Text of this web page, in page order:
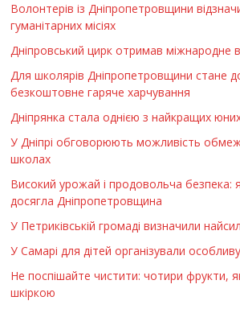
Волонтерів із Дніпропетровщини
гуманітарних місіях
Дніпровський цирк отримав міжнародне
Для школярів Дніпропетровщини стане
безкоштовне гаряче харчування
Дніпрянка стала однією з найкращих юних
У Дніпрі обговорюють можливість
школах
Високий урожай і продовольча безпека:
досягла Дніпропетровщина
У Петриківській громаді визначили
У Самарі для дітей організували особливу
Не поспішайте чистити: чотири фрукти,
шкіркою